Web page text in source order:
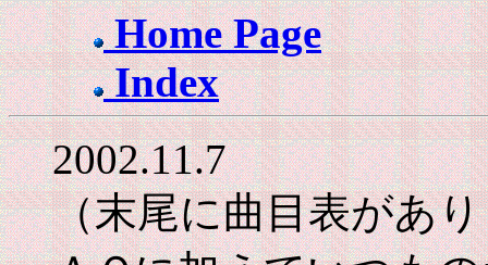
Home Page
Index
2002.11.7
（末尾に曲目表があ